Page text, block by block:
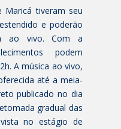
Maricá tiveram seu
e poderão
ao vivo. Com a
podem
A música ao vivo,
até a meia-
publicado no dia
gradual das
no estágio de